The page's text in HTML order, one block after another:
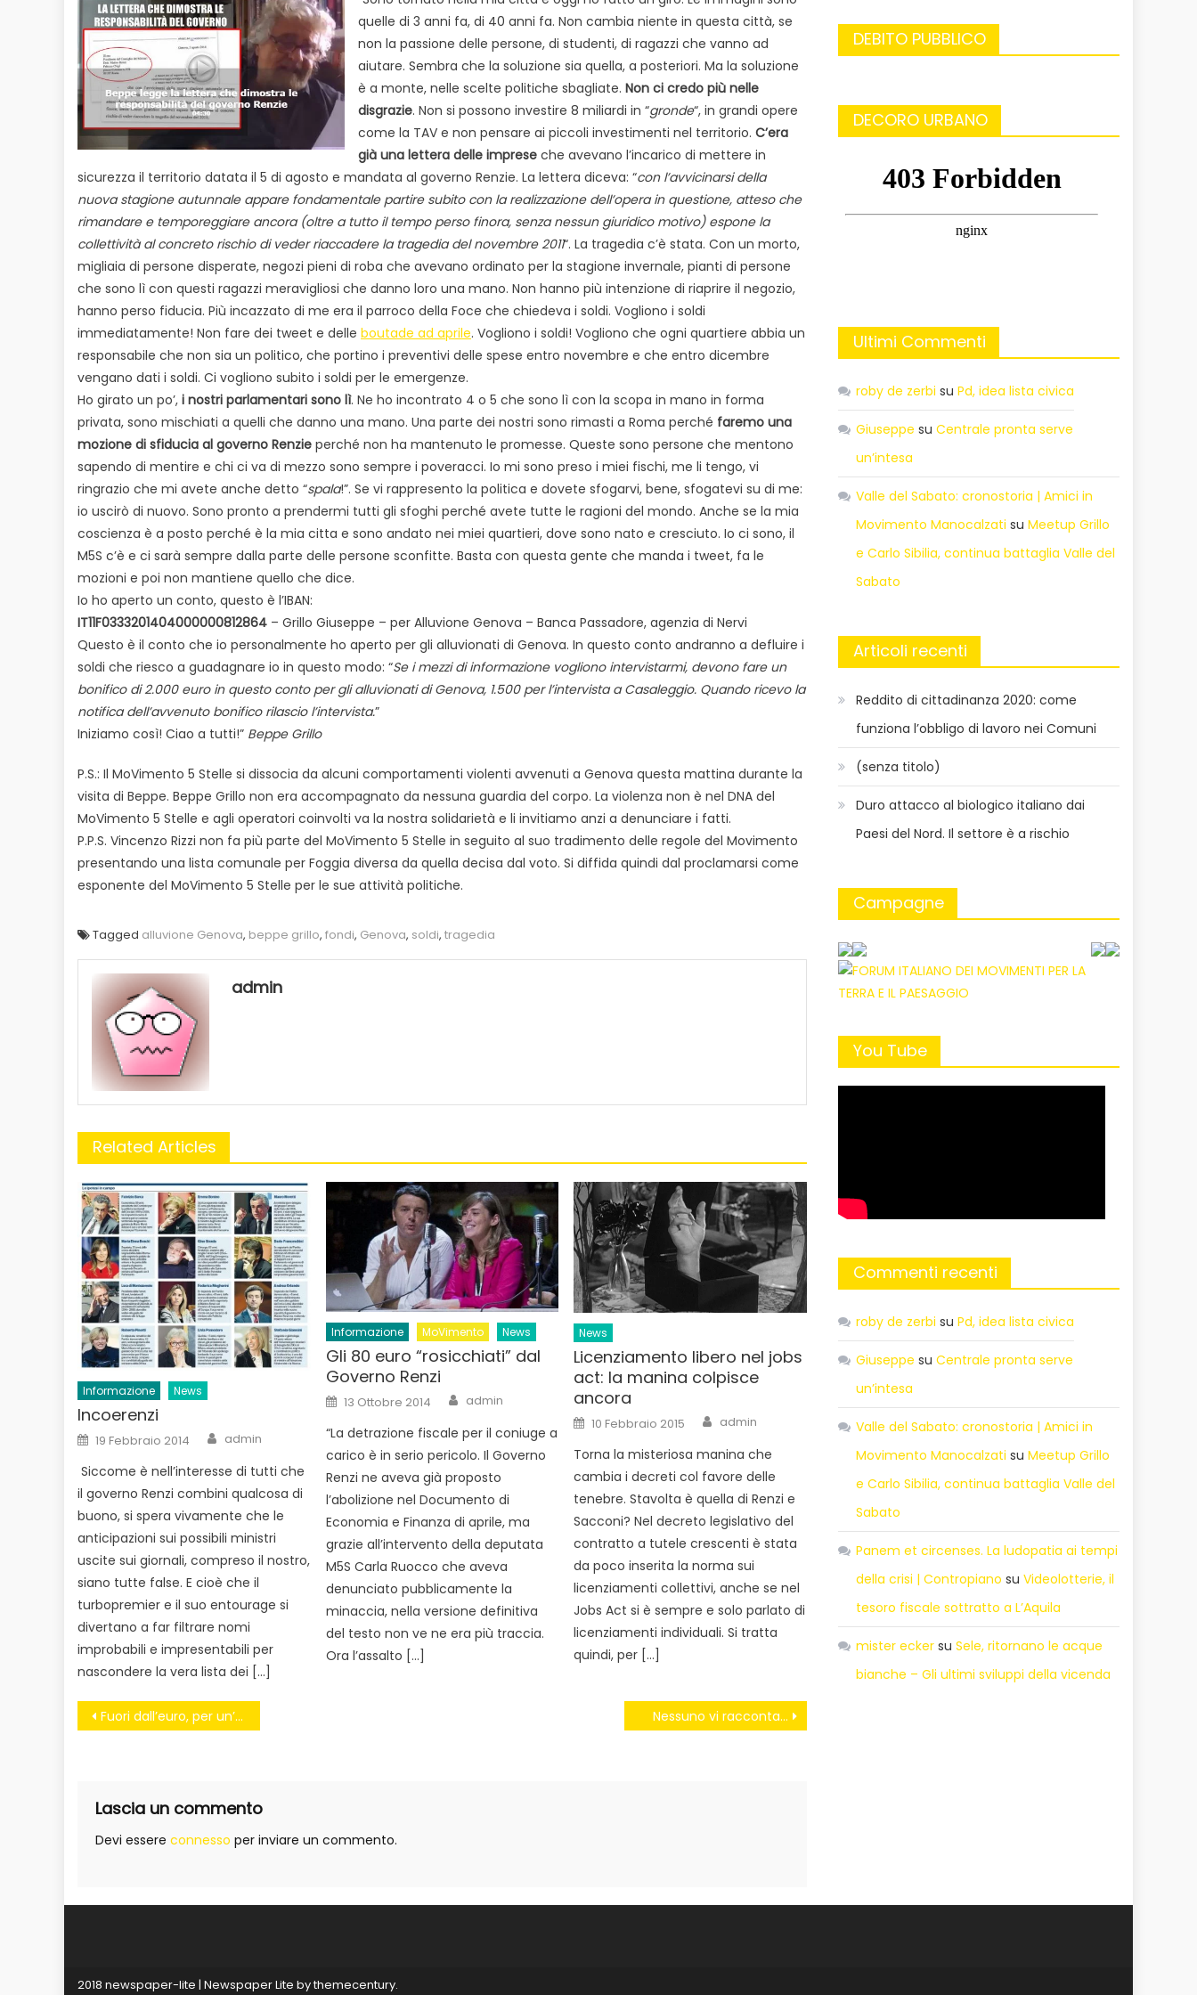
quelle di 3 anni fa, di 40 anni fa. Non cambia niente in questa città, se
non la passione delle persone, di studenti, di ragazzi che vanno ad
aiutare. Sembra che la soluzione sia quella, a posteriori. Ma la soluzione
è a monte, nelle scelte politiche sbagliate. Non ci credo più nelle
disgrazie. Non si possono investire 8 miliardi in “gronde“, in grandi opere
come la TAV e non pensare ai piccoli investimenti nel territorio. C’era
già una lettera delle imprese che avevano l’incarico di mettere in
sicurezza il territorio datata il 5 di agosto e mandata al governo Renzie. La lettera diceva: “con l’avvicinarsi della
nuova stagione autunnale appare fondamentale partire subito con la realizzazione dell’opera in questione, atteso che
rimandare e temporeggiare ancora (oltre a tutto il tempo perso finora, senza nessun giuridico motivo) espone la
collettività al concreto rischio di veder riaccadere la tragedia del novembre 2011“. La tragedia c’è stata. Con un morto,
migliaia di persone disperate, negozi pieni di roba che avevano ordinato per la stagione invernale, pianti di persone
che sono lì con questi ragazzi meravigliosi che danno loro una mano. Non hanno più intenzione di riaprire il negozio,
hanno perso fiducia. Più incazzato di me era il parroco della Foce che chiedeva i soldi. Vogliono i soldi
immediatamente! Non fare dei tweet e delle boutade ad aprile. Vogliono i soldi! Vogliono che ogni quartiere abbia un
responsabile che non sia un politico, che portino i preventivi delle spese entro novembre e che entro dicembre
vengano dati i soldi. Ci vogliono subito i soldi per le emergenze.
Ho girato un po’, i nostri parlamentari sono lì. Ne ho incontrato 4 o 5 che sono lì con la scopa in mano in forma
privata, sono mischiati a quelli che danno una mano. Una parte dei nostri sono rimasti a Roma perché faremo una
mozione di sfiducia al governo Renzie perché non ha mantenuto le promesse. Queste sono persone che mentono
sapendo di mentire e chi ci va di mezzo sono sempre i poveracci. Io mi sono preso i miei fischi, me li tengo, vi
ringrazio che mi avete anche detto “spala!”. Se vi rappresento la politica e dovete sfogarvi, bene, sfogatevi su di me:
io uscirò di nuovo. Sono pronto a prendermi tutti gli sfoghi perché avete tutte le ragioni del mondo. Anche se la mia
coscienza è a posto perché è la mia citta e sono andato nei miei quartieri, dove sono nato e cresciuto. Io ci sono, il
M5S c’è e ci sarà sempre dalla parte delle persone sconfitte. Basta con questa gente che manda i tweet, fa le
mozioni e poi non mantiene quello che dice.
Io ho aperto un conto, questo è l’IBAN:
IT11F0333201404000000812864 – Grillo Giuseppe – per Alluvione Genova – Banca Passadore, agenzia di Nervi
Questo è il conto che io personalmente ho aperto per gli alluvionati di Genova. In questo conto andranno a defluire i
soldi che riesco a guadagnare io in questo modo: “Se i mezzi di informazione vogliono intervistarmi, devono fare un
bonifico di 2.000 euro in questo conto per gli alluvionati di Genova, 1.500 per l’intervista a Casaleggio. Quando ricevo la
notifica dell’avvenuto bonifico rilascio l’intervista.”
Iniziamo così! Ciao a tutti!” Beppe Grillo
P.S.: Il MoVimento 5 Stelle si dissocia da alcuni comportamenti violenti avvenuti a Genova questa mattina durante la
visita di Beppe. Beppe Grillo non era accompagnato da nessuna guardia del corpo. La violenza non è nel DNA del
MoVimento 5 Stelle e agli operatori coinvolti va la nostra solidarietà e li invitiamo anzi a denunciare i fatti.
P.P.S. Vincenzo Rizzi non fa più parte del MoVimento 5 Stelle in seguito al suo tradimento delle regole del Movimento
presentando una lista comunale per Foggia diversa da quella decisa dal voto. Si diffida quindi dal proclamarsi come
esponente del MoVimento 5 Stelle per le sue attività politiche.
Tagged alluvione Genova, beppe grillo, fondi, Genova, soldi, tragedia
admin
Related Articles
Informazione News
Incoerenzi
Posted
on
19 Febbraio 2014 Author
admin
Siccome è nell’interesse di tutti che
il governo Renzi combini qualcosa di
buono, si spera vivamente che le
anticipazioni sui possibili ministri
uscite sui giornali, compreso il nostro,
siano tutte false. E cioè che il
turbopremier e il suo entourage si
divertano a far filtrare nomi
improbabili e impresentabili per
nascondere la vera lista dei […]
Informazione MoVimento News
Gli 80 euro “rosicchiati” dal
Governo Renzi
Posted
on
13 Ottobre 2014 Author
admin
“La detrazione fiscale per il coniuge a
carico è in serio pericolo. Il Governo
Renzi ne aveva già proposto
l’abolizione nel Documento di
Economia e Finanza di aprile, ma
grazie all’intervento della deputata
M5S Carla Ruocco che aveva
denunciato pubblicamente la
minaccia, nella versione definitiva
del testo non ve ne era più traccia.
Ora l’assalto […]
News
Licenziamento libero nel jobs
act: la manina colpisce
ancora
Posted
on
10 Febbraio 2015 Author
admin
Torna la misteriosa manina che
cambia i decreti col favore delle
tenebre. Stavolta è quella di Renzi e
Sacconi? Nel decreto legislativo del
contratto a tutele crescenti è stata
da poco inserita la norma sui
licenziamenti collettivi, anche se nel
Jobs Act si è sempre e solo parlato di
licenziamenti individuali. Si tratta
quindi, per […]
Navigazione
Fuori dall’euro, per un’Italia a 5 stelle! Nessuno vi racconta…
Lascia un commento
Devi essere connesso per inviare un commento.
DEBITO PUBBLICO
DECORO URBANO
Ultimi Commenti
roby de zerbi suPd, idea lista civica
Giuseppe suCentrale pronta serve
un’intesa
Valle del Sabato: cronostoria | Amici in
Movimento Manocalzati suMeetup Grillo
e Carlo Sibilia, continua battaglia Valle del
Sabato
Articoli recenti
Reddito di cittadinanza 2020: come
funziona l’obbligo di lavoro nei Comuni
(senza titolo)
Duro attacco al biologico italiano dai
Paesi del Nord. Il settore è a rischio
Campagne
You Tube
Commenti recenti
roby de zerbi suPd, idea lista civica
Giuseppe suCentrale pronta serve
un’intesa
Valle del Sabato: cronostoria | Amici in
Movimento Manocalzati suMeetup Grillo
e Carlo Sibilia, continua battaglia Valle del
Sabato
Panem et circenses. La ludopatia ai tempi
della crisi | Contropiano suVideolotterie, il
tesoro fiscale sottratto a L’Aquila
mister ecker suSele, ritornano le acque
bianche – Gli ultimi sviluppi della vicenda
2018 newspaper-lite | Newspaper Lite bythemecentury.